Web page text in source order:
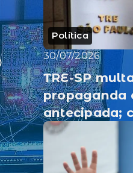
Política
30/07/2026
TRE-SP
propaganda
antecipada;